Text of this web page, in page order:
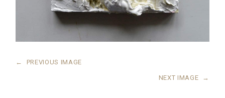
← PREVIOUS IMAGE
NEXT IMAGE →